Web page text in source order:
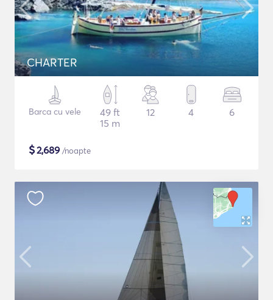
CHARTER
Barca cu vele
49 ft
15 m
12 4 6
$2,689 /noapte